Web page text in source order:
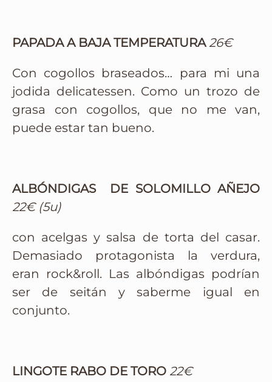
PAPADA A BAJA TEMPERATURA 26€
Con cogollos braseados… para mi una
jodida delicatessen. Como un trozo de
grasa con cogollos, que no me van,
puede estar tan bueno.
ALBÓNDIGAS DE SOLOMILLO AÑEJO
22€ (5u)
con acelgas y salsa de torta del casar.
Demasiado protagonista la verdura,
eran rock&roll. Las albóndigas podrían
ser de seitán y saberme igual en
conjunto.
LINGOTE RABO DE TORO 22€